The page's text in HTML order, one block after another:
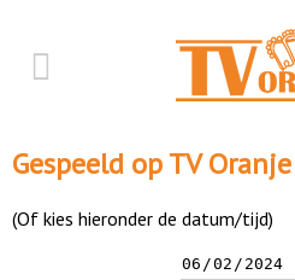
Gespeeld op TV Oranje
(Of kies hieronder de datum/tijd)